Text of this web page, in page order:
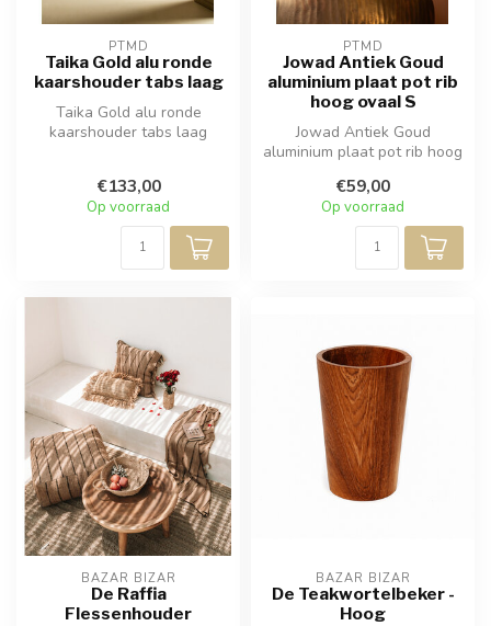
PTMD
Taika Gold alu ronde
kaarshouder tabs laag
Taika Gold alu ronde
kaarshouder tabs laag
€133,00
Op voorraad
PTMD
Jowad Antiek Goud
aluminium plaat pot rib
hoog ovaal S
Jowad Antiek Goud
aluminium plaat pot rib hoog
€59,00
Op voorraad
BAZAR BIZAR
De Raffia
Flessenhouder
BAZAR BIZAR
De Teakwortelbeker -
Hoog